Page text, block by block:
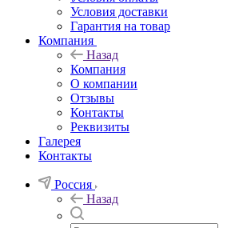
Условия доставки
Гарантия на товар
Компания
Назад
Компания
О компании
Отзывы
Контакты
Реквизиты
Галерея
Контакты
Россия
Назад